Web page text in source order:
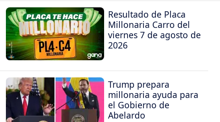
Resultado de Placa
Millonaria Carro del
viernes 7 de agosto de
2026
Trump prepara
millonaria ayuda para
el Gobierno de
Abelardo